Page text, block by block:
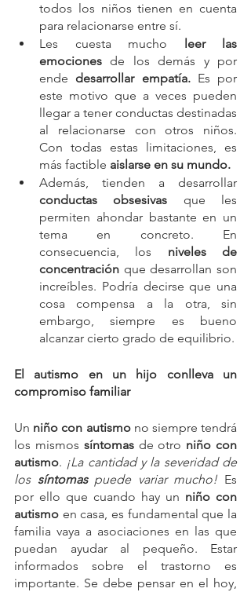
todos los niños tienen en cuenta
para relacionarse entre sí.
Les cuesta mucho leer las
emociones de los demás y por
ende desarrollar empatía. Es por
este motivo que a veces pueden
llegar a tener conductas destinadas
al relacionarse con otros niños.
Con todas estas limitaciones, es
más factible aislarse en su mundo.
conductas obsesivas que les
permiten ahondar bastante en un
tema en concreto. En
consecuencia, los niveles de
concentración que desarrollan son
increíbles. Podría decirse que una
cosa compensa a la otra, sin
embargo, siempre es bueno
alcanzar cierto grado de equilibrio.
El autismo en un hijo conlleva un
compromiso familiar
Un niño con autismo no siempre tendrá
los mismos síntomas de otro niño con
autismo. ¡La cantidad y la severidad de
los síntomas puede variar mucho! Es
por ello que cuando hay un niño con
autismo en casa, es fundamental que la
familia vaya a asociaciones en las que
puedan ayudar al pequeño. Estar
informados sobre el trastorno es
importante. Se debe pensar en el hoy,